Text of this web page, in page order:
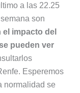
a las 22.25
son
el impacto del
pueden ver
Esperemos
normalidad se